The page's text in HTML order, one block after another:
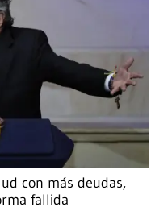
con más deudas,
fallida